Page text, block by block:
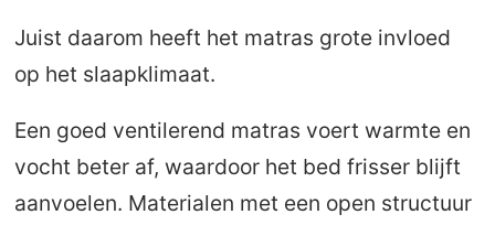
Juist daarom heeft het matras grote invloed
op het slaapklimaat.
Een goed ventilerend matras voert warmte en
vocht beter af, waardoor het bed frisser blijft
aanvoelen. Materialen met een open structuur